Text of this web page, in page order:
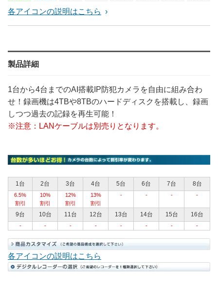
各アイコンの説明はこちら
製品詳細
1台から4台までのAI搭載IP防犯カメラを自由に組み合わ
せ！録画機は4TBや8TBのハードディスクを搭載し、録画
しつつ過去の記録を再生可能！
※注意：LANケーブルは別売りとなります。
1台 2台 3台 4台 5台 6台 7台 8台
6.5%
割引
10%
割引
12%
割引
13%
割引
- - - -
9台 10台 11台 12台 13台 14台 15台 16台
- - - - - - - -
各アイコンの説明はこちら